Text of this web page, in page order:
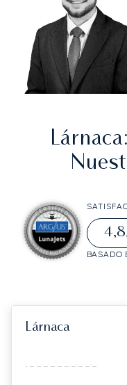
Lárnaca
4,8
BASADO
Lárnaca